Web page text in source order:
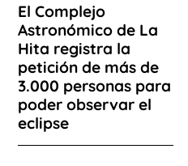
El Complejo
Astronómico de La
Hita registra la
petición de más de
3.000 personas para
poder observar el
eclipse